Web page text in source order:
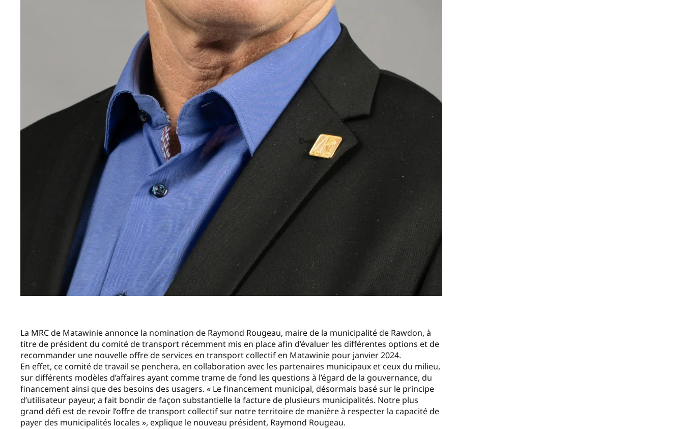
La MRC de Matawinie annonce la nomination de Raymond Rougeau, maire de la municipalité de Rawdon, à
titre de président du comité de transport récemment mis en place afin d’évaluer les différentes options et de
recommander une nouvelle offre de services en transport collectif en Matawinie pour janvier 2024.
En effet, ce comité de travail se penchera, en collaboration avec les partenaires municipaux et ceux du milieu,
sur différents modèles d’affaires ayant comme trame de fond les questions à l’égard de la gouvernance, du
financement ainsi que des besoins des usagers. « Le financement municipal, désormais basé sur le principe
d’utilisateur payeur, a fait bondir de façon substantielle la facture de plusieurs municipalités. Notre plus
grand défi est de revoir l’offre de transport collectif sur notre territoire de manière à respecter la capacité de
payer des municipalités locales », explique le nouveau président, Raymond Rougeau.